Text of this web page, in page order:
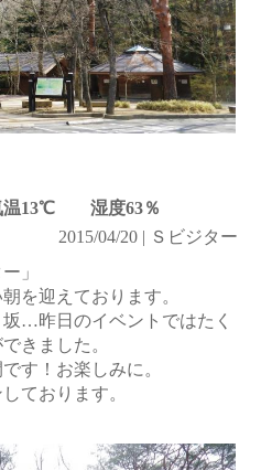
13℃ 湿度63％
2015/04/20 | Ｓビジター
」
を迎えております。
…昨日のイベントではたく
きました。
す！お楽しみに。
ております。